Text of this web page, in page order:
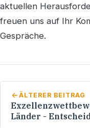
aktuellen
freuen uns auf Ihr
Gespräche.
ÄLTERER BEITRAG
Länder -